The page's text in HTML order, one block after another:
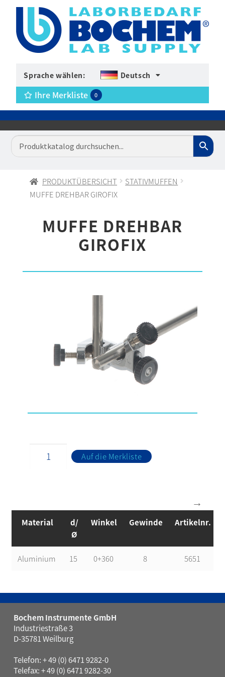
Sprache wählen: Deutsch
Ihre Merkliste 0
PRODUKTÜBERSICHT
STATIVMUFFEN
MUFFE DREHBAR GIROFIX
MUFFE DREHBAR
GIROFIX
Auf die Merkliste
Material
d/
Ø
Winkel Gewinde Artikelnr.
Aluminium 15 0+360 8 5651
Bochem Instrumente GmbH
Industriestraße 3
D-35781 Weilburg
Telefon: + 49 (0) 6471 9282-0
Telefax: + 49 (0) 6471 9282-30